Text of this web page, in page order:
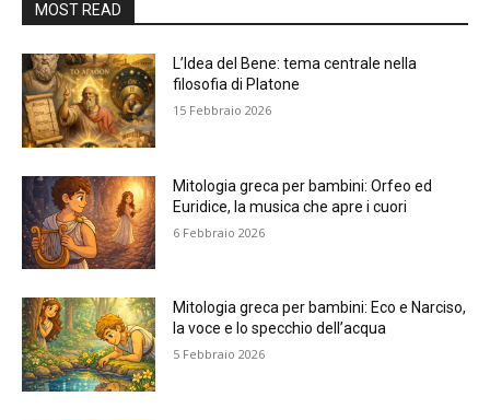
MOST READ
L’Idea del Bene: tema centrale nella
filosofia di Platone
15 Febbraio 2026
Mitologia greca per bambini: Orfeo ed
Euridice, la musica che apre i cuori
6 Febbraio 2026
Mitologia greca per bambini: Eco e Narciso,
la voce e lo specchio dell’acqua
5 Febbraio 2026